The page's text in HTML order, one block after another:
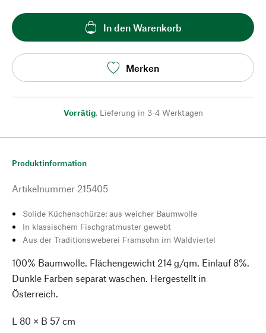
In den Warenkorb
Merken
Vorrätig, Lieferung in 3-4 Werktagen
Produktinformation
Artikelnummer 215405
Solide Küchenschürze: aus weicher Baumwolle
In klassischem Fischgratmuster gewebt
Aus der Traditionsweberei Framsohn im Waldviertel
100% Baumwolle. Flächengewicht 214 g/qm. Einlauf 8%.
Dunkle Farben separat waschen. Hergestellt in
Österreich.
L 80 × B 57 cm